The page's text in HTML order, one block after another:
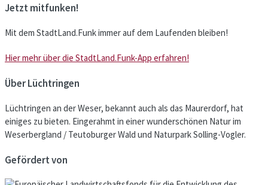
Jetzt mitfunken!
Mit dem StadtLand.Funk immer auf dem Laufenden bleiben!
Hier mehr über die StadtLand.Funk-App erfahren!
Über Lüchtringen
Lüchtringen an der Weser, bekannt auch als das Maurerdorf, hat
einiges zu bieten. Eingerahmt in einer wunderschönen Natur im
Weserbergland / Teutoburger Wald und Naturpark Solling-Vogler.
Gefördert von